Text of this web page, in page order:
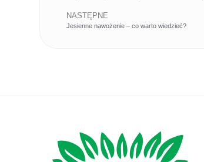
NASTĘPNE
Jesienne nawożenie – co warto wiedzieć?